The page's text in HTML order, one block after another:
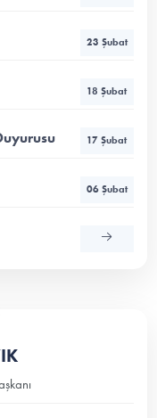
23 Şubat
18 Şubat
17 Şubat
06 Şubat